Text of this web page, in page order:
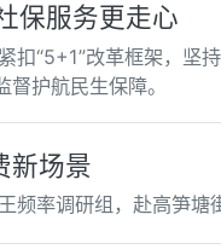
保服务更走心
扣“5+1”改革框架，坚
督护航民生保障。
新场景
频率调研组，赴高笋